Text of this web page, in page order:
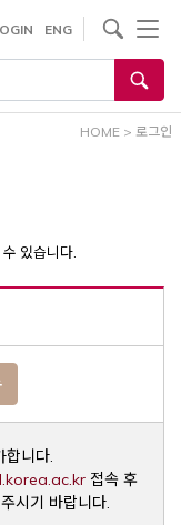
ENG
HOME > 로그인
있습니다.
합니다.
Opens a
접속 후
시기 바랍니다.